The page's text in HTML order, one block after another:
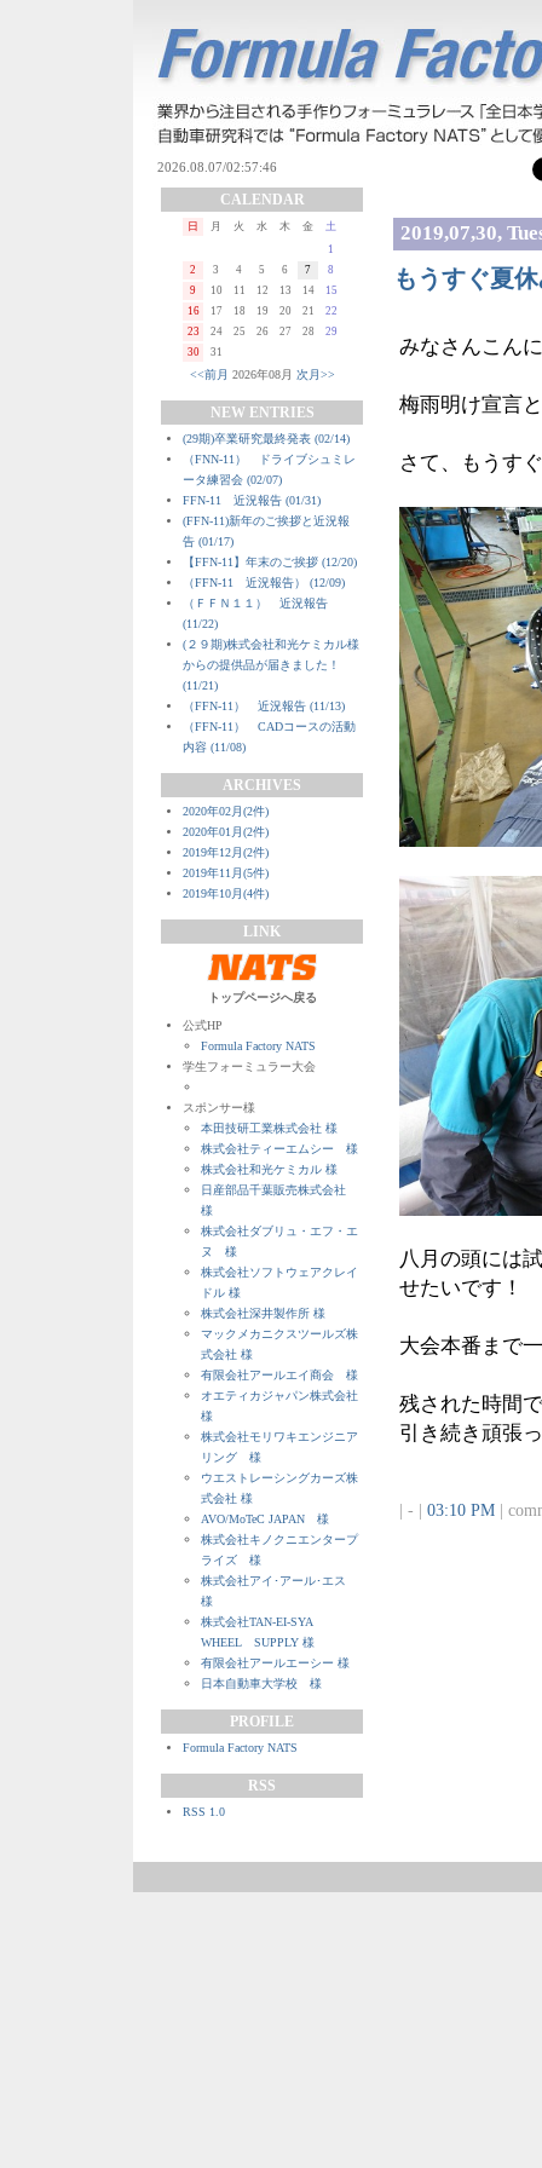
CALENDAR
日 月 火 水 木 金
土
1
2
3 4 5 6 7
8
9
10 11 12 13 14
15
16
17 18 19 20 21
22
23
24 25 26 27 28
29
30
31
<<前月 2026年08月 次月>>
NEW ENTRIES
(29期)卒業研究最終発表 (02/14)
（FNN-11） ドライブシュミレ
ータ練習会 (02/07)
FFN-11 近況報告 (01/31)
(FFN-11)新年のご挨拶と近況報
告 (01/17)
【FFN-11】年末のご挨拶 (12/20)
（FFN-11 近況報告） (12/09)
（ＦＦＮ１１） 近況報告
(11/22)
(２９期)株式会社和光ケミカル様
からの提供品が届きました！
(11/21)
（FFN-11） 近況報告 (11/13)
（FFN-11） CADコースの活動
内容 (11/08)
ARCHIVES
2020年02月(2件)
2020年01月(2件)
2019年12月(2件)
2019年11月(5件)
2019年10月(4件)
LINK
トップページへ戻る
公式HP
Formula Factory NATS
学生フォーミュラー大会
スポンサー様
本田技研工業株式会社 様
株式会社ティーエムシー 様
株式会社和光ケミカル 様
日産部品千葉販売株式会社
様
株式会社ダブリュ・エフ・エ
ヌ 様
株式会社ソフトウェアクレイ
ドル 様
株式会社深井製作所 様
マックメカニクスツールズ株
式会社 様
有限会社アールエイ商会 様
オエティカジャパン株式会社
様
株式会社モリワキエンジニア
リング 様
ウエストレーシングカーズ株
式会社 様
AVO/MoTeC JAPAN 様
株式会社キノクニエンタープ
ライズ 様
株式会社アイ･アール･エス
様
株式会社TAN-EI-SYA
WHEEL SUPPLY 様
有限会社アールエーシー 様
日本自動車大学校 様
PROFILE
Formula Factory NATS
RSS
RSS 1.0
2019,07,30,
もうすぐ夏
みなさんこん
梅雨明け宣言
さて、もうす
八月の頭には
せたいです！
大会本番まで
残された時間
引き続き頑張
| - | 03:10 PM |